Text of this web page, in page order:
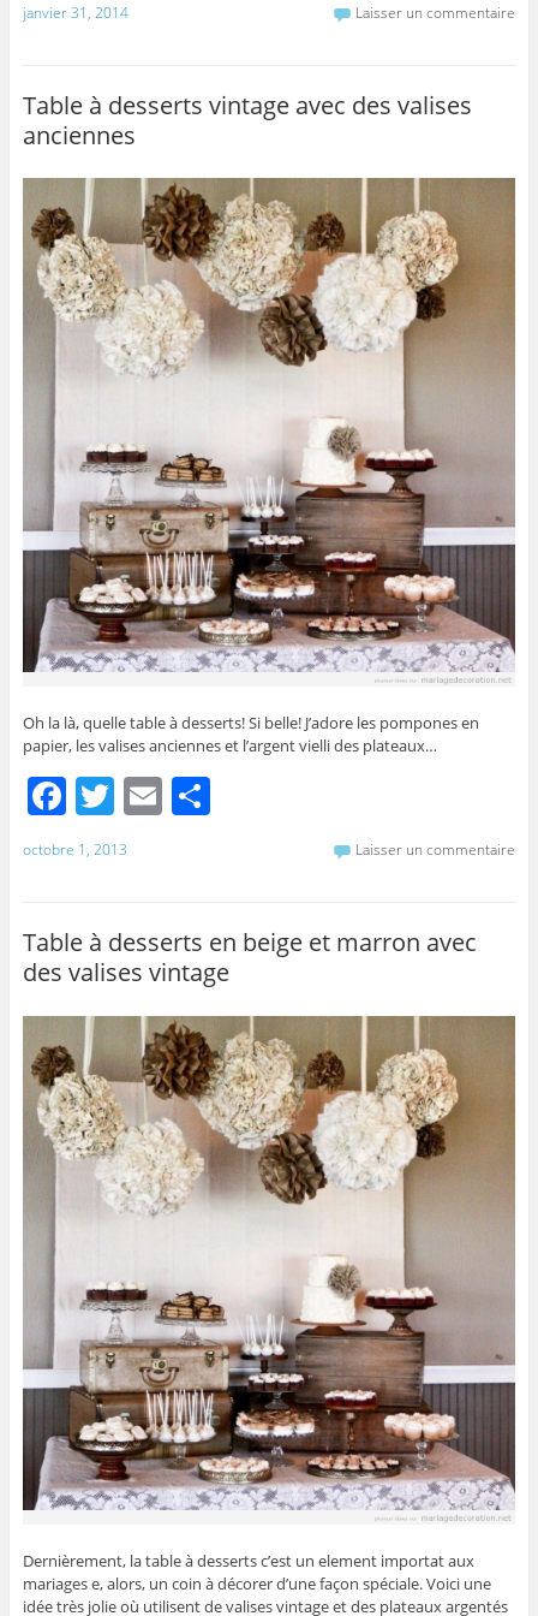
c
b
o
o
k
itt
er
janvier 31, 2014 Laisser un commentaire
Table à desserts vintage avec des valises
anciennes
Oh la là, quelle table à desserts! Si belle! J’adore les pompones en
papier, les valises anciennes et l’argent vielli des plateaux…
F
a
c
b
o
o
k
T
w
itt
E P
er
octobre 1, 2013 Laisser un commentaire
Table à desserts en beige et marron avec
des valises vintage
Dernièrement, la table à desserts c’est un element importat aux
mariages e, alors, un coin à décorer d’une façon spéciale. Voici une
idée très jolie où utilisent de valises vintage et des plateaux argentés